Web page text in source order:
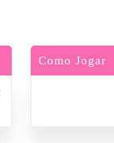
Como Jogar